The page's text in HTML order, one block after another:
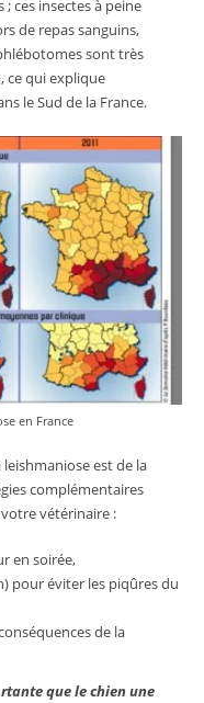
ces insectes à peine
de repas sanguins,
sont très
ce qui explique
le Sud de la France.
en France
est de la
complémentaires
vétérinaire :
en soirée,
pour éviter les piqûres du
de la
que le chien une